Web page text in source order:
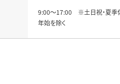
9:00～17:00　※土日祝・夏季
年始を除く